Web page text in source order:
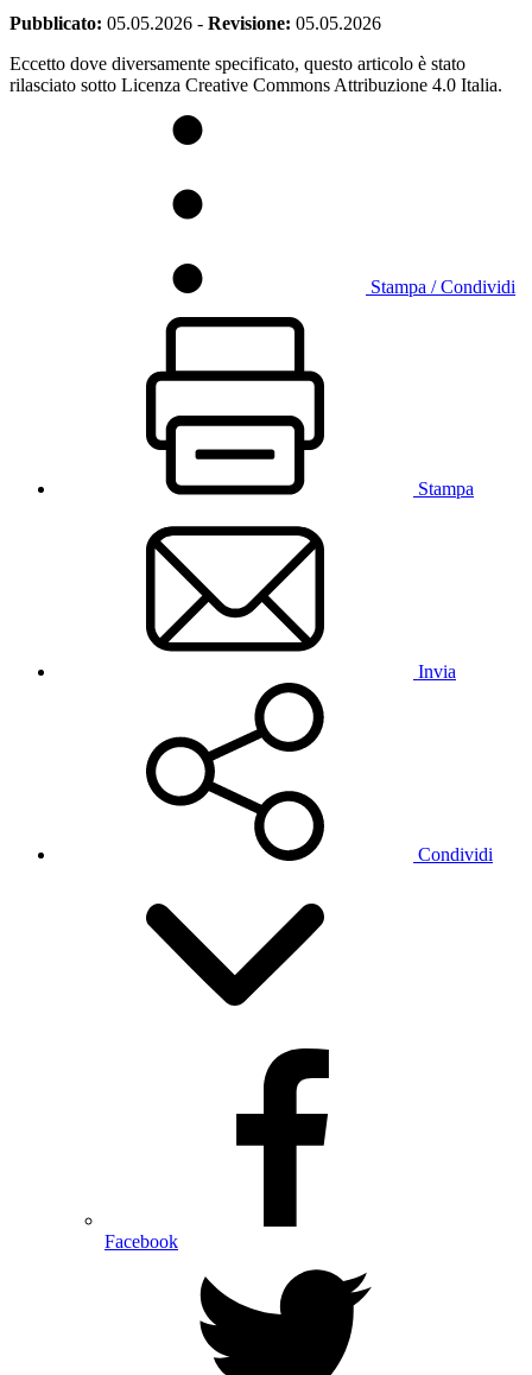
Pubblicato: 05.05.2026 - Revisione: 05.05.2026
Eccetto dove diversamente specificato, questo articolo è stato
rilasciato sotto Licenza Creative Commons Attribuzione 4.0 Italia.
Stampa / Condividi
Stampa
Invia
Condividi
Facebook